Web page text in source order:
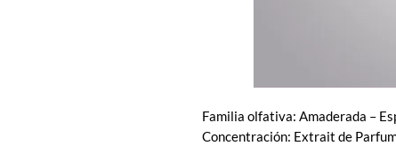
Familia olfativa: Amaderada –
Concentración: Extrait de